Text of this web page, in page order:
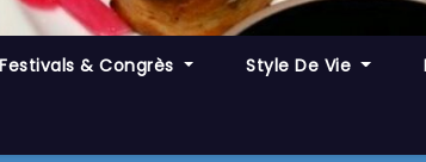
Festivals & Congrès Style De Vie